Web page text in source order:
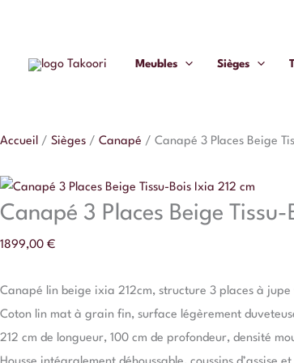
contenu
Meubles Sièges
Accueil / Sièges / Canapé / Canapé 3 Places Beige
Canapé 3 Places Beige Tissu-
1899,00 €
Canapé lin beige ixia 212cm, structure 3 places à
Coton lin mat à grain fin, surface légèrement
212 cm de longueur, 100 cm de profondeur, densité
Canapé
Bois
212
cm